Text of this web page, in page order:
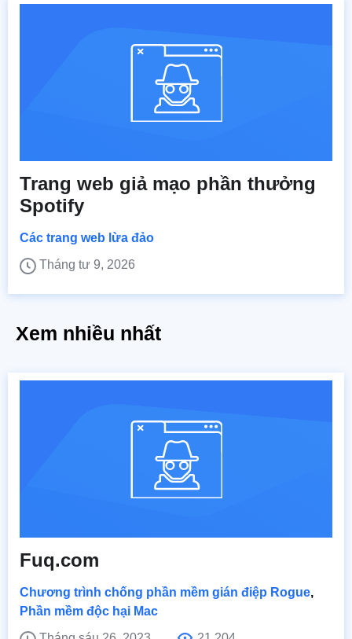
Trang web giả mạo phần thưởng
Spotify
Các trang web lừa đảo
Tháng tư 9, 2026
Xem nhiều nhất
Fuq.com
Chương trình chống phần mềm gián điệp Rogue,
Phần mềm độc hại Mac